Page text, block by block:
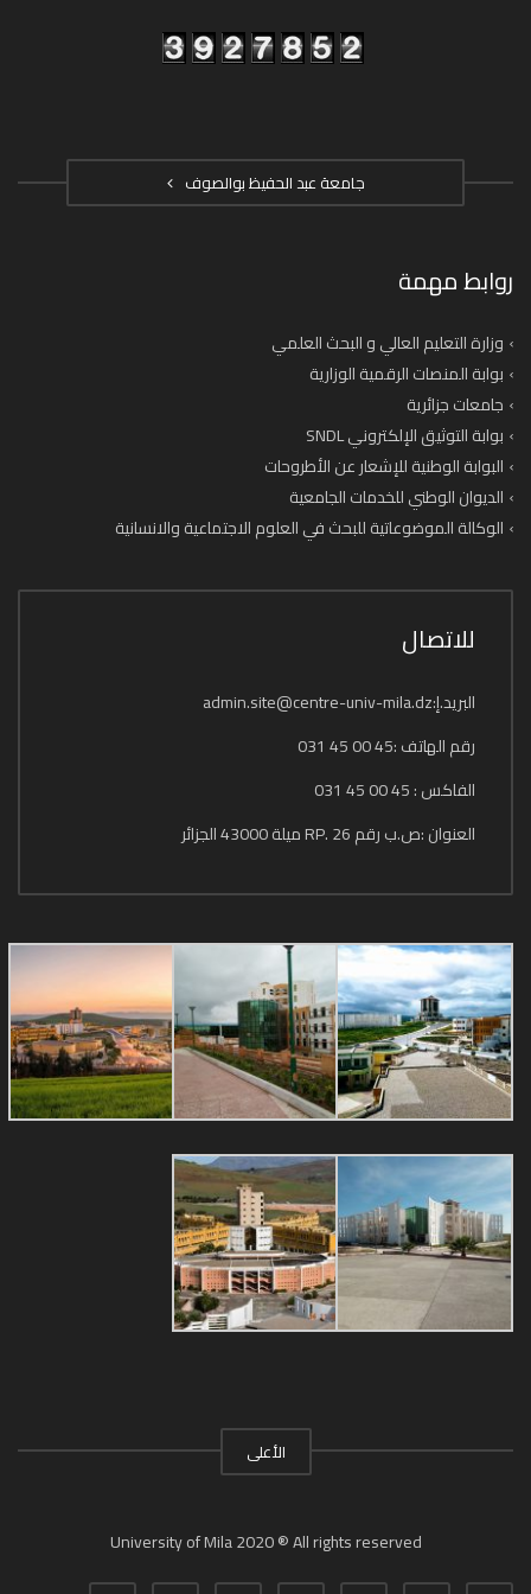
جامعة عبد الحفيظ بوالصوف
روابط مهمة
وزارة التعليم العالي و البحث العلمي
بوابة المنصات الرقمية الوزارية
جامعات جزائرية
بوابة التوثيق الإلكتروني SNDL
البوابة الوطنية للإشعار عن الأطروحات
الديوان الوطني للخدمات الجامعية
الوكالة الموضوعاتية للبحث في العلوم الاجتماعية والانسانية
للاتصال
البريد.إ:admin.site@centre-univ-mila.dz
رقم الهاتف :45 00 45 031
الفاكس : 45 00 45 031
العنوان :ص.ب رقم 26 .RP ميلة 43000 الجزائر
الأعلى
University of Mila 2020 ® All rights reserved